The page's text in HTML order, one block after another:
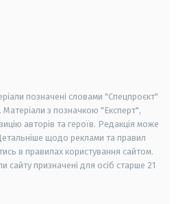
позначені словами "Спецпроєкт"
з позначкою "Експерт",
авторів та героїв. Редакція може
щодо реклами та правил
в правилах користування сайтом.
сайту призначені для осіб старше 21